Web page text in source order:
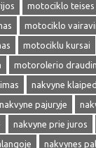
motociklo teises
motociklo
motociklu kursai
motorolerio
nakvyne
nakvyne pajuryje
nakvyne prie juros
nakvynes